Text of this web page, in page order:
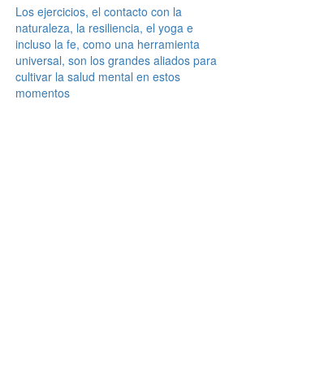
Los ejercicios, el contacto con la
naturaleza, la resiliencia, el yoga e
incluso la fe, como una herramienta
universal, son los grandes aliados para
cultivar la salud mental en estos
momentos